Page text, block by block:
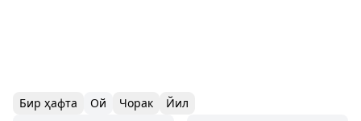
Бир ҳафта Ой Чорак Йил